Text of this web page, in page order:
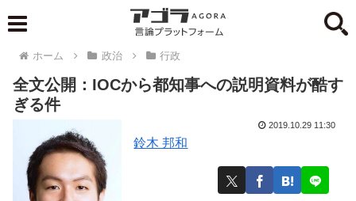
ホーム 政治 行政
全文公開：IOCから都知事への説明資料が酷す
ぎる件
鈴木 邦和
2019.10.29 11:30